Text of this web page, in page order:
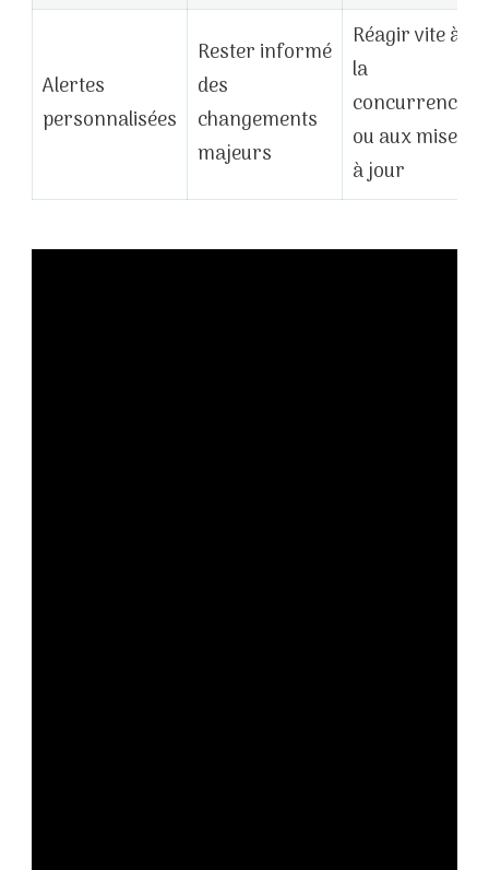
Alertes
personnalisées
Rester informé
des
changements
majeurs
Réagir vite à
la
concurrence
ou aux mises
à jour